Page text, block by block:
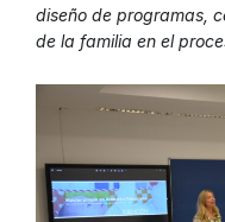
diseño de programas,
de la familia en el